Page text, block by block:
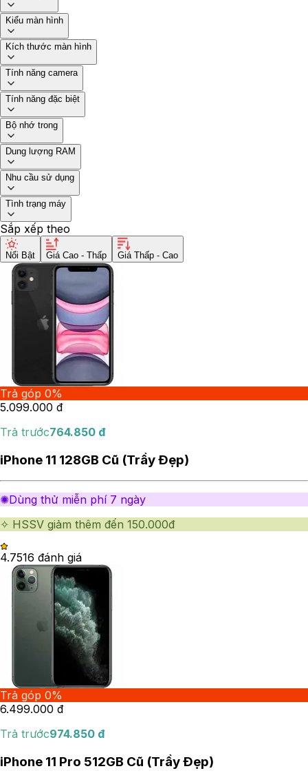
Kiểu màn hình
Kích thước màn hình
Tính năng camera
Tính năng đặc biệt
Bộ nhớ trong
Dung lượng RAM
Nhu cầu sử dụng
Tình trạng máy
Sắp xếp theo
Nổi Bật Giá Cao - Thấp Giá Thấp - Cao
Trả góp 0%
5.099.000 đ
Trả trước764.850 đ
iPhone 11 128GB Cũ (Trầy Đẹp)
✺Dùng thử miễn phí 7 ngày
✧ HSSV giảm thêm đến 150.000đ
4.7516 đánh giá
Trả góp 0%
6.499.000 đ
Trả trước974.850 đ
iPhone 11 Pro 512GB Cũ (Trầy Đẹp)